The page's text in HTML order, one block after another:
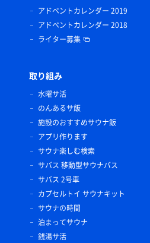
アドベントカレンダー 2019
アドベントカレンダー 2018
ライター募集
取り組み
水曜サ活
のんあるサ飯
施設のおすすめサウナ飯
アプリ作ります
サウナ楽しむ検索
サバス 移動型サウナバス
サバス 2号車
カプセルトイ サウナキット
サウナの時間
泊まってサウナ
銭湯サ活